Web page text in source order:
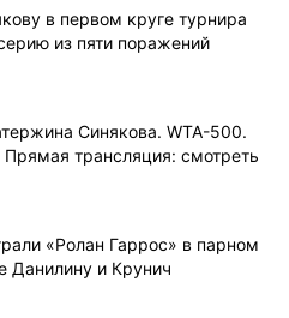
в первом круге турнира
из пяти поражений
Синякова. WTA-500.
трансляция: смотреть
«Ролан Гаррос» в парном
Данилину и Крунич